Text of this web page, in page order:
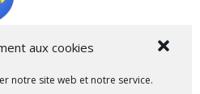
aux cookies
notre site web et notre service.